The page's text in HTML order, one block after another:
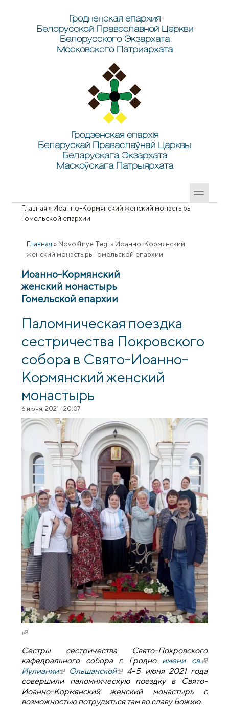
Гродненская епархия
Белорусской Православной Церкви
Белорусского Экзархата
Московского Патриархата
Гродзенская епархія
Беларускай Праваслаўнай Царквы
Беларускага Экзархата
Маскоўскага Патрыярхата
Вы здесь
Главная » Иоанно-Кормянский женский монастырь
Гомельской епархии
Главная » Novostnye Tegi » Иоанно-Кормянский
женский монастырь Гомельской епархии
Иоанно-Кормянский
женский монастырь
Гомельской епархии
Паломническая поездка
сестричества Покровского
собора в Свято-Иоанно-
Кормянский женский
монастырь
6 июня, 2021 - 20:07
(внешняя ссылка)
Сестры сестричества Свято-Покровского
кафедрального собора г. Гродно имени св.
Иулиании(внешняя ссылка)
Ольшанской(внешняя ссылка)
4–5 июня 2021 года
совершили паломническую поездку в Свято-
Иоанно-Кормянский женский монастырь с
возможностью потрудиться там во славу Божию.